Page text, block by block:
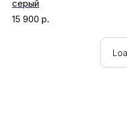
серый
15 900 р.